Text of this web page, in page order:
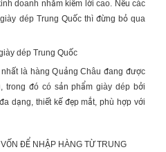
doanh nhằm kiềm lời cao. Nếu các
dép Trung Quốc thì đừng bỏ qua
dép Trung Quốc
là hàng Quảng Châu đang được
trong đó có sản phẩm giày dép bởi
dạng, thiết kế đẹp mắt, phù hợp với
ĐỂ NHẬP HÀNG TỪ TRUNG